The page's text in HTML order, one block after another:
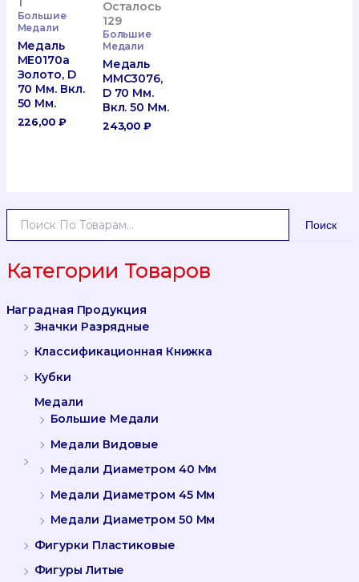
А
Т
:
Поиск
Категории Товаров
Наградная Продукция
Значки Разрядные
Классификационная Книжка
Кубки
Медали
Большие Медали
Медали Видовые
Медали Диаметром 40 Мм
Медали Диаметром 45 Мм
Медали Диаметром 50 Мм
Фигурки Пластиковые
Фигуры Литые
Большие
Медали
Медаль
ME0170a
Золото, D
70 Мм. Вкл.
50 Мм.
226,00 ₽
Осталось
129
Большие
Медали
Медаль
MMC3076,
D 70 Мм.
Вкл. 50 Мм.
243,00₽